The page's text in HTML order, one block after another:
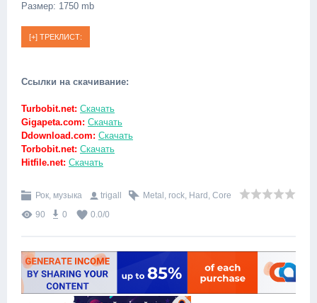
Размер: 1750 mb
Ссылки на скачивание:
Turbobit.net: Скачать
Gigapeta.com: Скачать
Ddownload.com: Скачать
Torbobit.net: Скачать
Hitfile.net: Скачать
Рок, музыка trigall Metal , rock, Hard , Core
90
0 0.0/0